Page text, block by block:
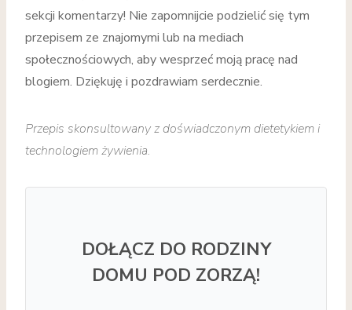
sekcji komentarzy! Nie zapomnijcie podzielić się tym
przepisem ze znajomymi lub na mediach
społecznościowych, aby wesprzeć moją pracę nad
blogiem. Dziękuję i pozdrawiam serdecznie.
Przepis skonsultowany z doświadczonym dietetykiem i
technologiem żywienia.
DOŁĄCZ DO RODZINY
DOMU POD ZORZĄ!